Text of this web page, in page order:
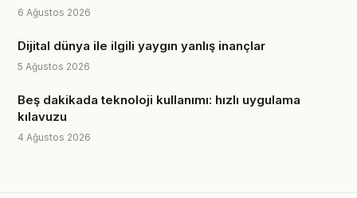
6 Ağustos 2026
Dijital dünya ile ilgili yaygın yanlış inançlar
5 Ağustos 2026
Beş dakikada teknoloji kullanımı: hızlı uygulama
kılavuzu
4 Ağustos 2026